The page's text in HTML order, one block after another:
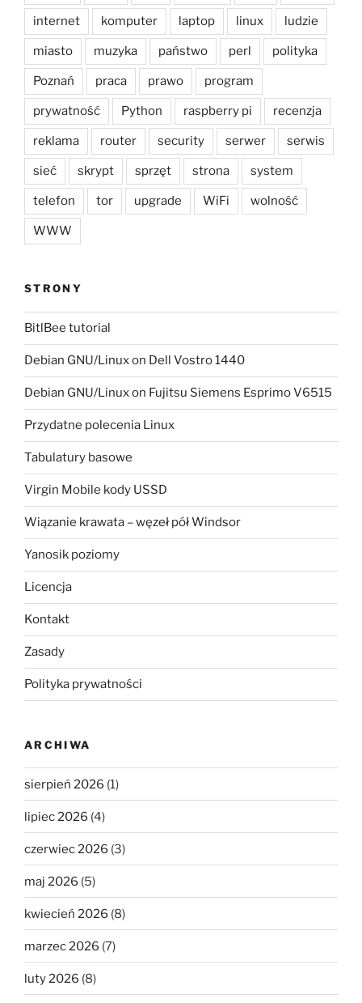
internet komputer laptop linux ludzie
miasto muzyka państwo perl polityka
Poznań praca prawo program
prywatność Python raspberry pi recenzja
reklama router security serwer serwis
sieć skrypt sprzęt strona system
telefon tor upgrade WiFi wolność
WWW
STRONY
BitlBee tutorial
Debian GNU/Linux on Dell Vostro 1440
Debian GNU/Linux on Fujitsu Siemens Esprimo V6515
Przydatne polecenia Linux
Tabulatury basowe
Virgin Mobile kody USSD
Wiązanie krawata – węzeł pół Windsor
Yanosik poziomy
Licencja
Kontakt
Zasady
Polityka prywatności
ARCHIWA
sierpień 2026 (1)
lipiec 2026 (4)
czerwiec 2026 (3)
maj 2026 (5)
kwiecień 2026 (8)
marzec 2026 (7)
luty 2026 (8)